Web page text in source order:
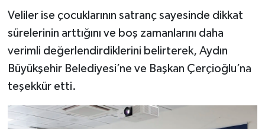
Veliler ise çocuklarının satranç sayesinde dikkat
sürelerinin arttığını ve boş zamanlarını daha
verimli değerlendirdiklerini belirterek, Aydın
Büyükşehir Belediyesi’ne ve Başkan Çerçioğlu’na
teşekkür etti.